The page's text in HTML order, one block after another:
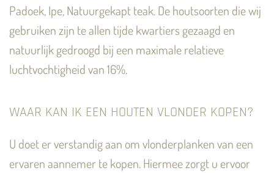
Padoek, Ipe, Natuurgekapt teak. De houtsoorten die wij
gebruiken zijn te allen tijde kwartiers gezaagd en
natuurlijk gedroogd bij een maximale relatieve
luchtvochtigheid van 16%.
WAAR KAN IK EEN HOUTEN VLONDER KOPEN?
U doet er verstandig aan om vlonderplanken van een
ervaren aannemer te kopen. Hiermee zorgt u ervoor